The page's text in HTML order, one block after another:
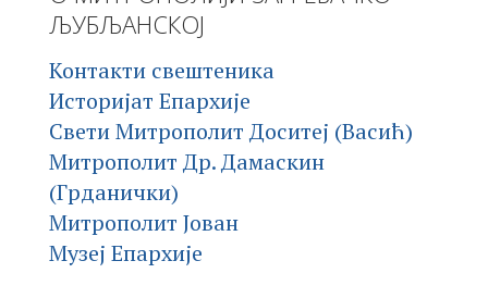
ЉУБЉАНСКОЈ
Контакти свештеника
Историјат Епархије
Свети Митрополит Доситеј (Васић)
Митрополит Др. Дамаскин
(Грданички)
Митрополит Јован
Музеј Епархије